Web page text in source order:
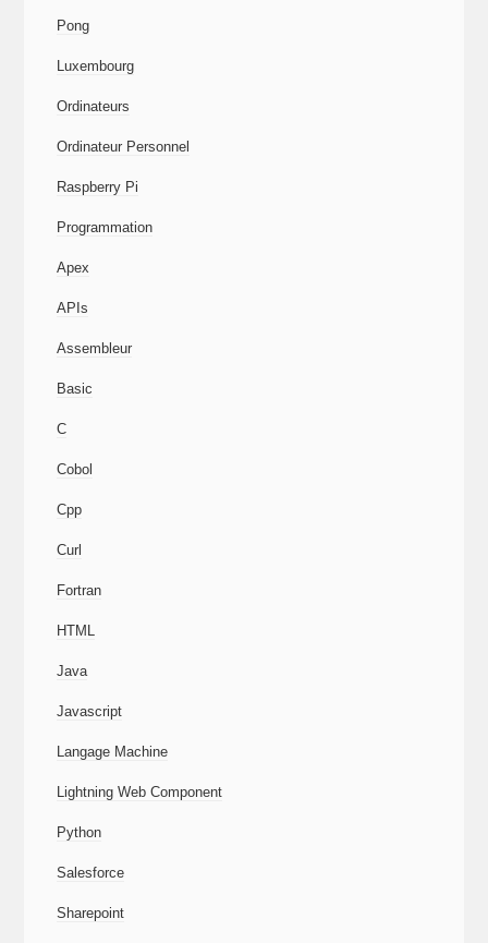
Pong
Luxembourg
Ordinateurs
Ordinateur Personnel
Raspberry Pi
Programmation
Apex
APIs
Assembleur
Basic
C
Cobol
Cpp
Curl
Fortran
HTML
Java
Javascript
Langage Machine
Lightning Web Component
Python
Salesforce
Sharepoint